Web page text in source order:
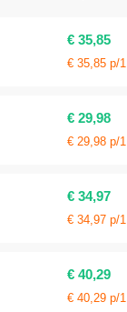
€ 35,85
€ 35,85 p/1
€ 29,98
€ 29,98 p/1
€ 34,97
€ 34,97 p/1
€ 40,29
€ 40,29 p/1